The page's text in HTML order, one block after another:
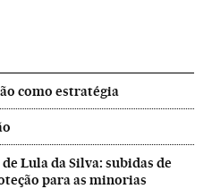
como estratégia
Lula da Silva: subidas de
para as minorias